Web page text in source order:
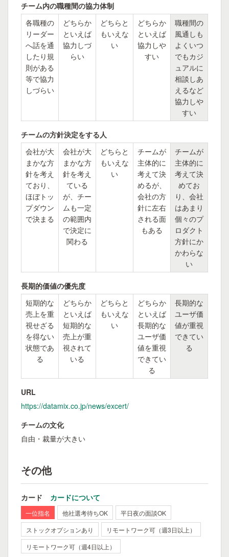
チーム内の職種間の協力体制
各職種の
リーダー
へ話を通
したり規
則がある
等で協力
しづらい
どちらか
といえば
協力しづ
らい
どちらと
もいえな
い
どちらか
といえば
協力しや
すい
職種間の
風通しも
よくいつ
でもカジ
ュアルに
相談しあ
えるなど
協力しや
すい
チームの方針決定をする人
会社が大
まかな方
針を考え
ており、
ほぼトッ
プダウン
で決まる
会社が大
まかな方
針を考え
ている
が、チー
ムも一定
の範囲内
で決定に
関わる
どちらと
もいえな
い
チームが
主体的に
考えて決
めるが、
会社の方
針に左右
される面
もある
チームが
主体的に
考えて決
めてお
り、会社
はあまり
個々のプ
ロダクト
方針にか
かわらな
い
長期的価値の優先度
短期的な
売上を重
視せざる
を得ない
状態であ
る
どちらか
といえば
短期的な
売上が重
視されて
いる
どちらと
もいえな
い
どちらか
といえば
長期的な
ユーザ価
値を重視
できてい
る
長期的な
ユーザ価
値が重視
できてい
る
URL
https://datamix.co.jp/news/excert/
チームの文化
自由・裁量が大きい
その他
カード カードについて
一位指名 他社選考待ちOK
平日夜の面談OK
ストックオプションあり
リモートワーク可（週3日以上）
リモートワーク可（週4日以上）